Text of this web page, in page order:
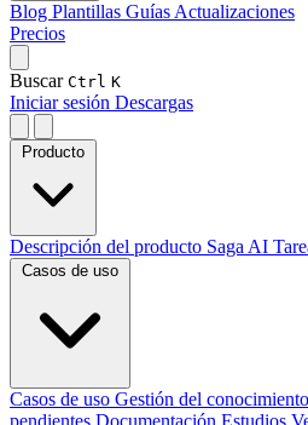
Blog Plantillas Guías Actualizaciones
Precios
Buscar Ctrl K
Iniciar sesión Descargas
Descripción del producto Saga AI
Casos de uso Gestión del conocimiento
pendientes Documentación Estudios